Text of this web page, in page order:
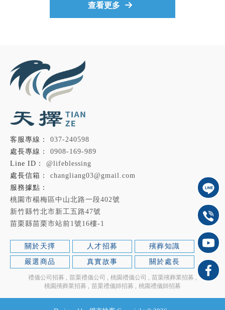
查看更多
@lifeblessing
037-240598
0908-169-989
新竹縣竹北市新工五路47號
changliang03@gmail.com
苗栗縣苗栗市站前1號16樓-1
桃園市楊梅區中山北路一段402號
關於天擇 人才招募 殯葬知識
嚴選商品 真實故事 關於處長
禮儀公司招募 苗栗禮儀公司 桃園禮儀公司
苗栗殯葬業招募
桃園殯葬業招募
苗栗禮儀師招募 桃園禮儀師招募